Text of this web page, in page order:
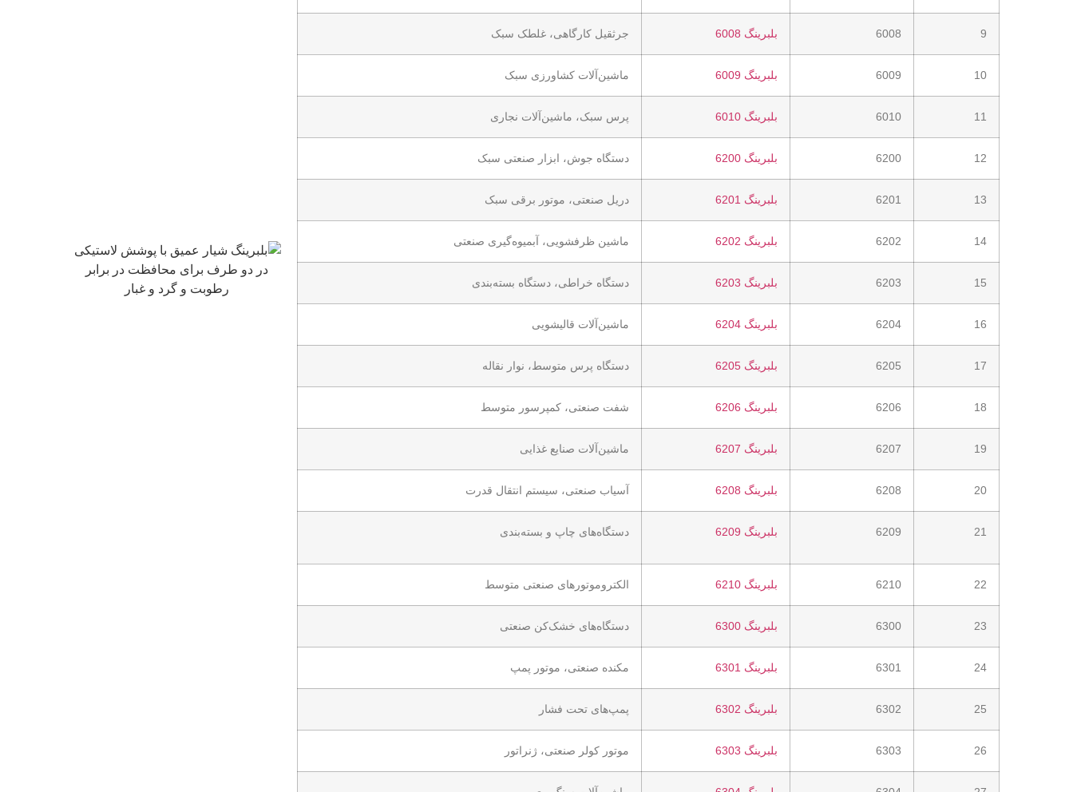
9
6008 بلبرینگ 6008 جرثقیل کارگاهی، غلطک سبک
10
6009 بلبرینگ 6009 ماشین‌آلات کشاورزی سبک
11
6010 بلبرینگ 6010 پرس سبک، ماشین‌آلات نجاری
12
6200 بلبرینگ 6200 دستگاه جوش، ابزار صنعتی سبک
13
6201 بلبرینگ 6201 دریل صنعتی، موتور برقی سبک
14
6202 بلبرینگ 6202 ماشین ظرفشویی، آبمیوه‌گیری صنعتی
15
6203 بلبرینگ 6203 دستگاه‌ خراطی، دستگاه بسته‌بندی
16
6204 بلبرینگ 6204 ماشین‌آلات قالیشویی
17
6205 بلبرینگ 6205 دستگاه پرس متوسط، نوار نقاله
18
6206 بلبرینگ 6206 شفت صنعتی، کمپرسور متوسط
19
6207 بلبرینگ 6207 ماشین‌آلات صنایع غذایی
20
6208 بلبرینگ 6208 آسیاب صنعتی، سیستم انتقال قدرت
21
6209 بلبرینگ 6209 دستگاه‌های چاپ و بسته‌بندی
22
6210 بلبرینگ 6210 الکتروموتورهای صنعتی متوسط
23
6300 بلبرینگ 6300 دستگاه‌های خشک‌کن صنعتی
24
6301 بلبرینگ 6301 مکنده صنعتی، موتور پمپ
25
6302 بلبرینگ 6302 پمپ‌های تحت فشار
26
6303 بلبرینگ 6303 موتور کولر صنعتی، ژنراتور